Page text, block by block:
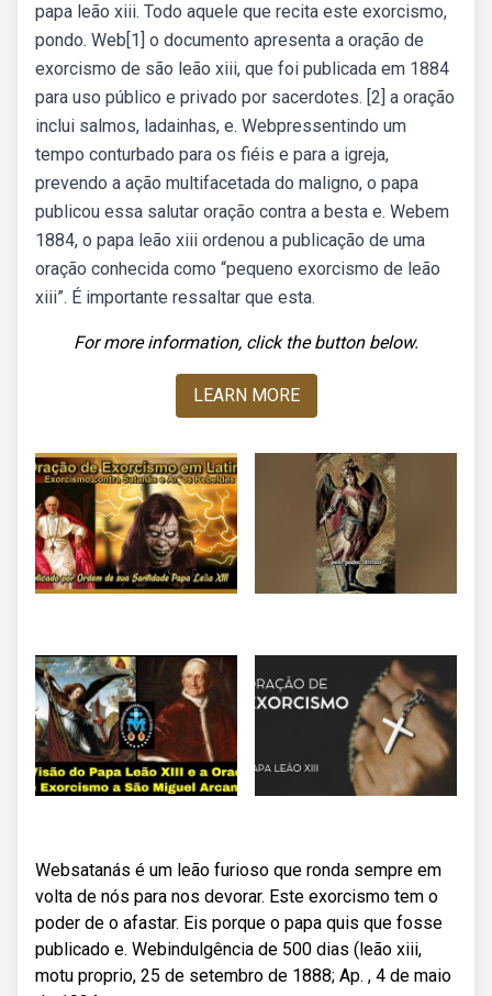
papa leão xiii. Todo aquele que recita este exorcismo,
pondo. Web[1] o documento apresenta a oração de
exorcismo de são leão xiii, que foi publicada em 1884
para uso público e privado por sacerdotes. [2] a oração
inclui salmos, ladainhas, e. Webpressentindo um
tempo conturbado para os fiéis e para a igreja,
prevendo a ação multifacetada do maligno, o papa
publicou essa salutar oração contra a besta e. Webem
1884, o papa leão xiii ordenou a publicação de uma
oração conhecida como “pequeno exorcismo de leão
xiii”. É importante ressaltar que esta.
For more information, click the button below.
LEARN MORE
Websatanás é um leão furioso que ronda sempre em
volta de nós para nos devorar. Este exorcismo tem o
poder de o afastar. Eis porque o papa quis que fosse
publicado e. Webindulgência de 500 dias (leão xiii,
motu proprio, 25 de setembro de 1888; Ap. , 4 de maio